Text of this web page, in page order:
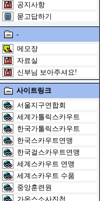
공지사항
묻고답하기
-
메모장
자료실
신부님 보아주셔요!
사이트링크
서울지구연합회
세계가톨릭스카우트
한국가톨릭스카우트
한국스카우트연맹
한국걸스카우트연맹
세계스카우트 연맹
세계스카우트 수품
중앙훈련원
가온스소사진첩